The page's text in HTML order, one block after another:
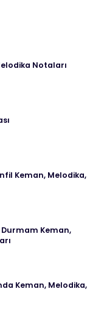
Notaları
Keman, Melodika,
Durmam Keman,
Keman, Melodika,